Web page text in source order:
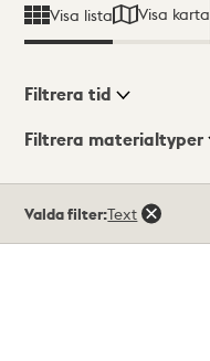
Visa lista Visa karta
Visningsläge
Filtrera tid
Filtrera materialtyper
träffar
Valda filter:Text